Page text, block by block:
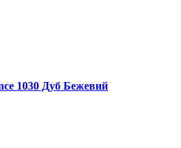
1030 Дуб Бежевий